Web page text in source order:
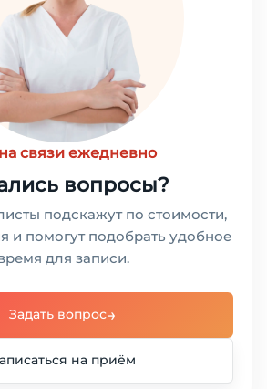
связи ежедневно
вопросы?
подскажут по стоимости,
и помогут подобрать удобное
для записи.
Задать вопрос→
на приём